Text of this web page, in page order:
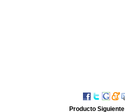
Producto Siguiente